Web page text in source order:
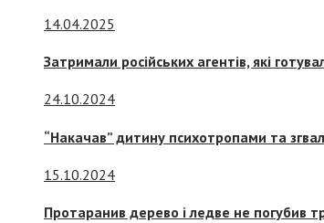
14.04.2025
Затримали російських агентів, які
24.10.2024
“Накачав” дитину психотропами та
15.10.2024
Протаранив дерево і ледве не погубив